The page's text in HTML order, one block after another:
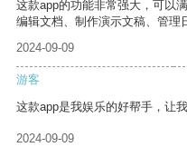
这款app的功能非常强大，可以
编辑文档、制作演示文稿、管理
2024-09-09
游客
这款app是我娱乐的好帮手，让
2024-09-09